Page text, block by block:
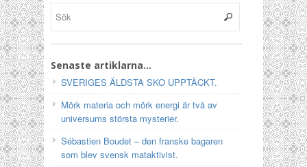
Senaste artiklarna…
SVERIGES ÄLDSTA SKO UPPTÄCKT.
Mörk materia och mörk energi är två av
universums största mysterier.
Sébastien Boudet – den franske bagaren
som blev svensk mataktivist.